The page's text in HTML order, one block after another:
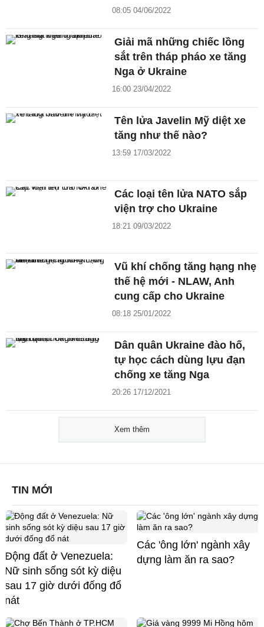
08:05 04/06/2022
Giải mã những chiếc lồng
sắt trên tháp pháo xe tăng
Nga ở Ukraine
16:00 23/04/2022
Tên lửa Javelin Mỹ diệt xe
tăng như thế nào?
13:59 17/03/2022
Các loại tên lửa NATO sắp
viện trợ cho Ukraine
18:21 09/03/2022
Vũ khí chống tăng hạng nhẹ
thế hệ mới - NLAW, Anh
cung cấp cho Ukraine
08:18 25/01/2022
Dân quân Ukraine đào hố,
tự học cách dùng lựu đạn
chống xe tăng Nga
20:26 17/12/2021
Xem thêm
TIN MỚI
Động đất ở Venezuela:
Nữ sinh sống sót kỳ diệu
sau 17 giờ dưới đống đổ
nát
Các 'ông lớn' ngành xây
dựng làm ăn ra sao?